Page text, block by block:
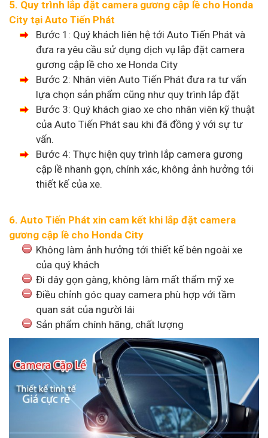
5. Quy trình lắp đặt camera gương cập lề cho Honda
City tại Auto Tiến Phát
Bước 1: Quý khách liên hệ tới Auto Tiến Phát và
đưa ra yêu cầu sử dụng dịch vụ lắp đặt camera
gương cập lề cho xe Honda City
Bước 2: Nhân viên Auto Tiến Phát đưa ra tư vấn
lựa chọn sản phẩm cũng như quy trình lắp đặt
Bước 3: Quý khách giao xe cho nhân viên kỹ thuật
của Auto Tiến Phát sau khi đã đồng ý với sự tư
vấn.
Bước 4: Thực hiện quy trình lắp camera gương
cập lề nhanh gọn, chính xác, không ảnh hưởng tới
thiết kế của xe.
6. Auto Tiến Phát xin cam kết khi lắp đặt camera
gương cập lề cho Honda City
Không làm ảnh hưởng tới thiết kế bên ngoài xe
của quý khách
Đi dây gọn gàng, không làm mất thẩm mỹ xe
Điều chỉnh góc quay camera phù hợp với tầm
quan sát của người lái
Sản phẩm chính hãng, chất lượng